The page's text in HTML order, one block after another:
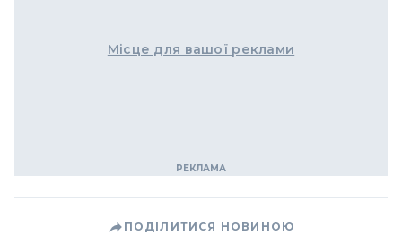
Місце для вашої реклами
ПОДІЛИТИСЯ НОВИНОЮ